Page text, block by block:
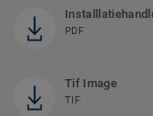
PDF
Tif Image
TIF